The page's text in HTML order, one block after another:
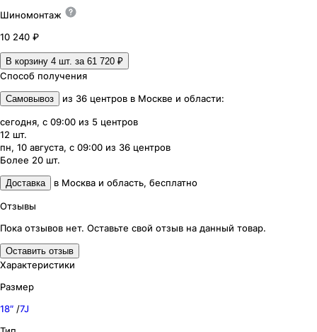
Шиномонтаж
10 240 ₽
В корзину 4 шт. за 61 720 ₽
Способ получения
Самовывоз из 36 центров в Москве и области:
сегодня, с 09:00 из 5 центров
12 шт.
пн, 10 августа, с 09:00 из 36 центров
Более 20 шт.
Доставка в Москва и область, бесплатно
Отзывы
Пока отзывов нет. Оставьте свой отзыв на данный товар.
Оставить отзыв
Характеристики
Размер
18″ /7J